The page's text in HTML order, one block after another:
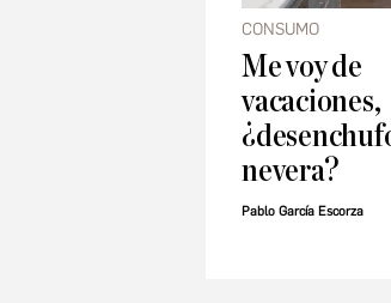
CONSUMO
Me voy de
vacaciones,
nevera?
Pablo García Escorza